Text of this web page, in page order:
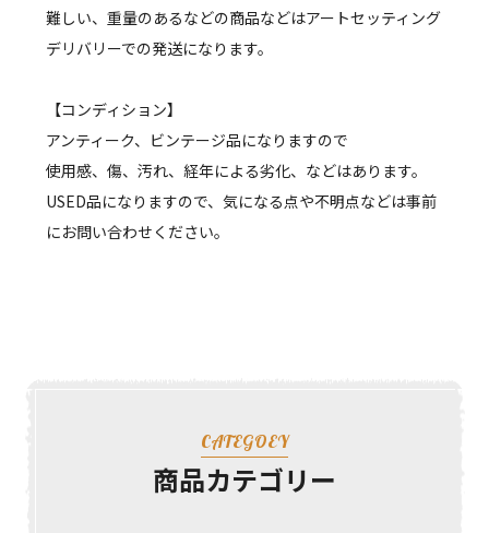
難しい、重量のあるなどの商品などはアートセッティング
デリバリーでの発送になります。
【コンディション】
アンティーク、ビンテージ品になりますので
使用感、傷、汚れ、経年による劣化、などはあります。
USED品になりますので、気になる点や不明点などは事前
にお問い合わせください。
CATEGOEY
商品カテゴリー